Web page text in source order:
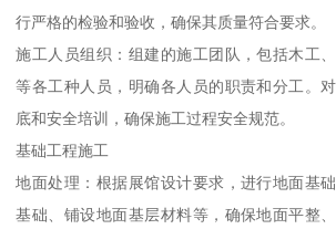
行严格的检验和验收，确保其质量符合要求。
施工人员组织：组建的施工团队，包括木工
等各工种人员，明确各人员的职责和分工。
底和安全培训，确保施工过程安全规范。
基础工程施工
地面处理：根据展馆设计要求，进行地面基
基础、铺设地面基层材料等，确保地面平整